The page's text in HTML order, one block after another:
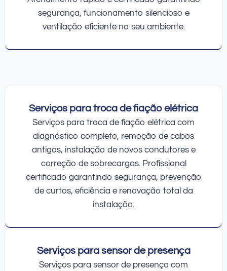
segurança, funcionamento silencioso e
ventilação eficiente no seu ambiente.
Serviços para troca de fiação elétrica
Serviços para troca de fiação elétrica com
diagnóstico completo, remoção de cabos
antigos, instalação de novos condutores e
correção de sobrecargas. Profissional
certificado garantindo segurança, prevenção
de curtos, eficiência e renovação total da
instalação.
Serviços para sensor de presença
Serviços para sensor de presença com